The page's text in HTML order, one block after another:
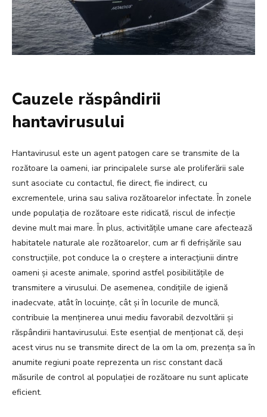
Cauzele răspândirii
hantavirusului
Hantavirusul este un agent patogen care se transmite de la
rozătoare la oameni, iar principalele surse ale proliferării sale
sunt asociate cu contactul, fie direct, fie indirect, cu
excrementele, urina sau saliva rozătoarelor infectate. În zonele
unde populația de rozătoare este ridicată, riscul de infecție
devine mult mai mare. În plus, activitățile umane care afectează
habitatele naturale ale rozătoarelor, cum ar fi defrișările sau
construcțiile, pot conduce la o creștere a interacțiunii dintre
oameni și aceste animale, sporind astfel posibilitățile de
transmitere a virusului. De asemenea, condițiile de igienă
inadecvate, atât în locuințe, cât și în locurile de muncă,
contribuie la menținerea unui mediu favorabil dezvoltării și
răspândirii hantavirusului. Este esențial de menționat că, deși
acest virus nu se transmite direct de la om la om, prezența sa în
anumite regiuni poate reprezenta un risc constant dacă
măsurile de control al populației de rozătoare nu sunt aplicate
eficient.